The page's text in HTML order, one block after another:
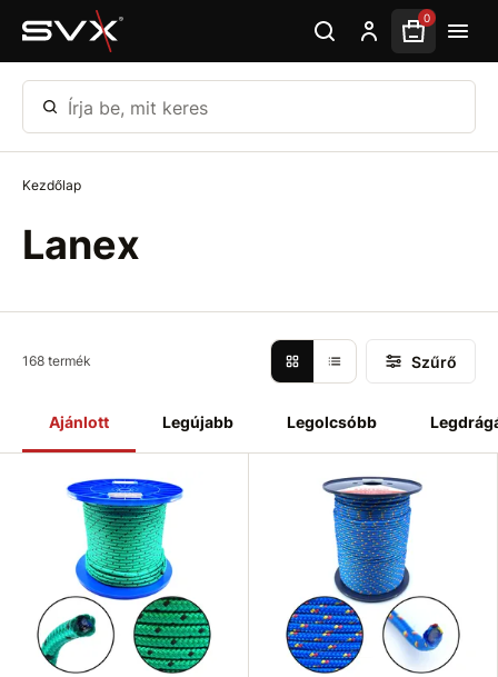
Ugrás az oldal fő részéhez 0
Írja be, mit keres
Kezdőlap
Lanex
Ajánlott Legújabb Legolcsóbb
168 termék Szűrő